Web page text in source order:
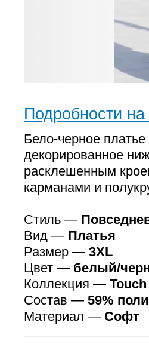
Подробности
Бело-черное
декорированное
расклешенным
карманами и
Стиль —
Вид — Платья
Размер — 3XL
Цвет — белый/
Коллекция —
Состав — 59%
Материал — Софт